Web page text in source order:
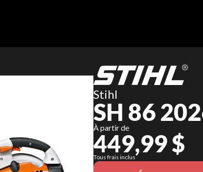
Stihl
SH 86
À partir de
449,99 $
Tous frais inclus